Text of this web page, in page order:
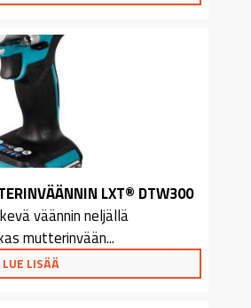
LXT® DTW300
väännin neljällä
mutterinvään...
LUE LISÄÄ